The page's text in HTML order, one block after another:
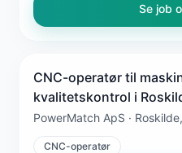
Se job
CNC-operatør til
kvalitetskontrol i
PowerMatch ApS ·
CNC-operatør